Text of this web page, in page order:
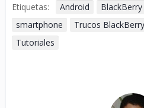
Etiquetas: Android BlackBerry
smartphone
Trucos BlackBerry
Tutoriales